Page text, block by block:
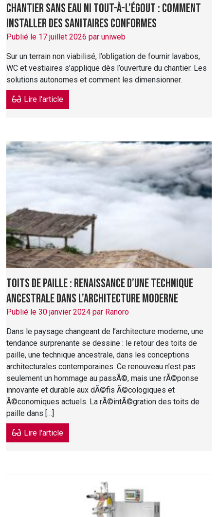
Chantier sans eau ni tout-à-l’égout : comment
installer des sanitaires conformes
Publié le 17 juillet 2026 par uniweb
Sur un terrain non viabilisé, l’obligation de fournir lavabos,
WC et vestiaires s’applique dès l’ouverture du chantier. Les
solutions autonomes et comment les dimensionner.
Lire l'article
Toits de paille : Renaissance d’une technique
ancestrale dans l’architecture moderne
Publié le 30 janvier 2024 par Ranoro
Dans le paysage changeant de l’architecture moderne, une
tendance surprenante se dessine : le retour des toits de
paille, une technique ancestrale, dans les conceptions
architecturales contemporaines. Ce renouveau n’est pas
seulement un hommage au passÃ©, mais une rÃ©ponse
innovante et durable aux dÃ©fis Ã©cologiques et
Ã©conomiques actuels. La rÃ©intÃ©gration des toits de
paille dans […]
Lire l'article